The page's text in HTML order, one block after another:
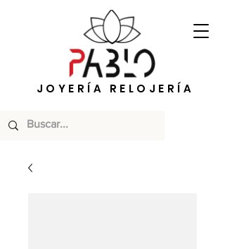
JOYERÍA RELOJERÍA